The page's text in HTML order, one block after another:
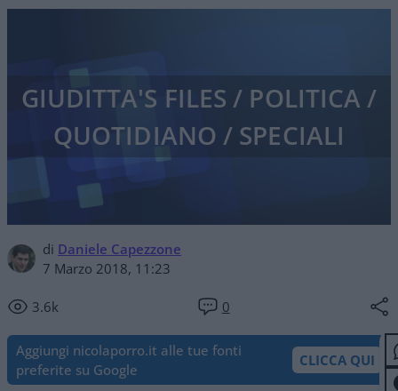
di Daniele Capezzone
7 Marzo 2018, 11:23
3.6k 0
GIUDITTA'S FILES / POLITICA /
QUOTIDIANO / SPECIALI
Aggiungi nicolaporro.it alle tue fonti
preferite su Google
CLICCA QUI